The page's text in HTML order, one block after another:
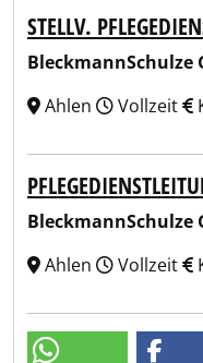
STELLV.
BleckmannSchulze
Ahlen
Vollzeit
BleckmannSchulze
Ahlen
Vollzeit